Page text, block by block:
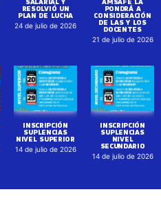
RESOLVIÓ UN
PLAN DE LUCHA
24 de julio de 2026
PONDRÁ A
CONSIDERACIÓN
DE LAS Y LOS
DOCENTES
21 de julio de 2026
INSCRIPCIÓN
SUPLENCIAS
NIVEL SUPERIOR
14 de julio de 2026
INSCRIPCIÓN
SUPLENCIAS
NIVEL
SECUNDARIO
14 de julio de 2026